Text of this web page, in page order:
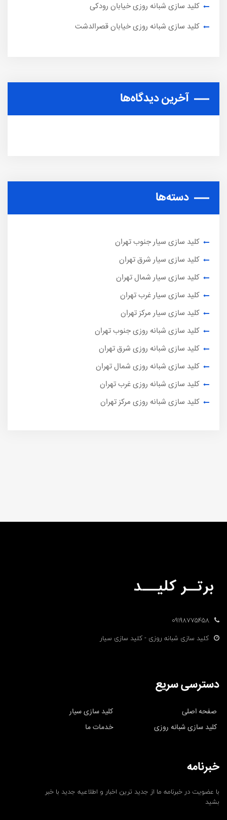
کلید سازی شبانه روزی خیابان رودکی
کلید سازی شبانه روزی خیابان قصرالدشت
آخرین دیدگاه‌ها
دسته‌ها
کلید سازی سیار جنوب تهران
کلید سازی سیار شرق تهران
کلید سازی سیار شمال تهران
کلید سازی سیار غرب تهران
کلید سازی سیار مرکز تهران
کلید سازی شبانه روزی جنوب تهران
کلید سازی شبانه روزی شرق تهران
کلید سازی شبانه روزی شمال تهران
کلید سازی شبانه روزی غرب تهران
کلید سازی شبانه روزی مرکز تهران
09198775458
کلید سازی شبانه روزی - کلید سازی سیار
دسترسی سریع
صفحه اصلی
کلید سازی سیار
کلید سازی شبانه روزی
خدمات ما
خبرنامه
با عضویت در خبرنامه ما از جدید ترین اخبار و اطلاعیه جدید با خبر
بشید